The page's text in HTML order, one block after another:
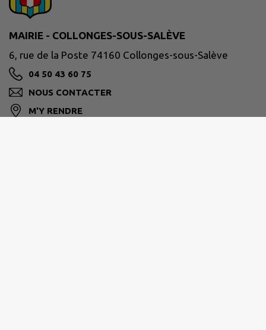
MAIRIE - COLLONGES-SOUS-SALÈVE
6, rue de la Poste 74160 Collonges-sous-Salève
04 50 43 60 75
NOUS CONTACTER
M'Y RENDRE